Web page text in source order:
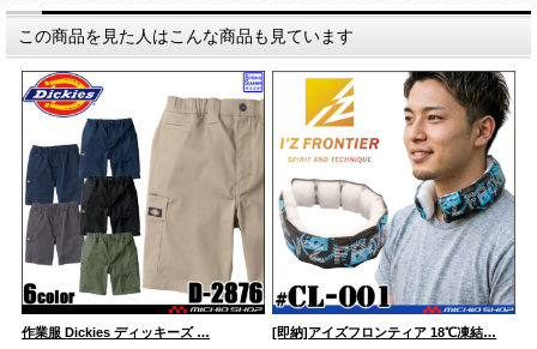
この商品を見た人はこんな商品も見ています
作業服 Dickies ディッキーズ … [即納]アイズフロンティア 18℃凍結…